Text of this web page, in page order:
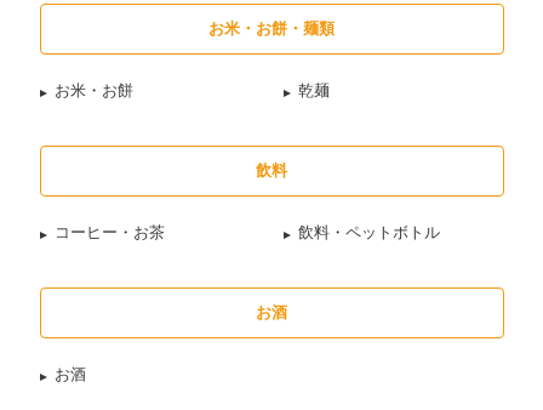
お米・お餅・麺類
お米・お餅 乾麺
飲料
コーヒー・お茶 飲料・ペットボトル
お酒
お酒